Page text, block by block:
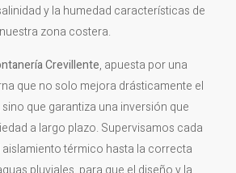
y la humedad características de
nuestra zona costera.
Crevillente, apuesta por una
que no solo mejora drásticamente el
que garantiza una inversión que
a largo plazo. Supervisamos cada
aislamiento térmico hasta la correcta